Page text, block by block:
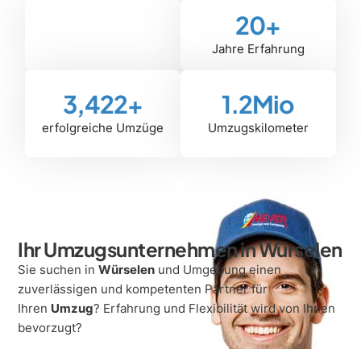
Jahre Erfahrung
20+
erfolgreiche Umzüge
3,422+
Umzugskilometer
1.2Mio
Ihr Umzugsunternehmen in Würselen
Sie suchen inWürselen und Umgebung einen
zuverlässigen und kompetenten Partner für
Ihren Umzug? Erfahrung und Flexibilität wird von Ihnen
bevorzugt?